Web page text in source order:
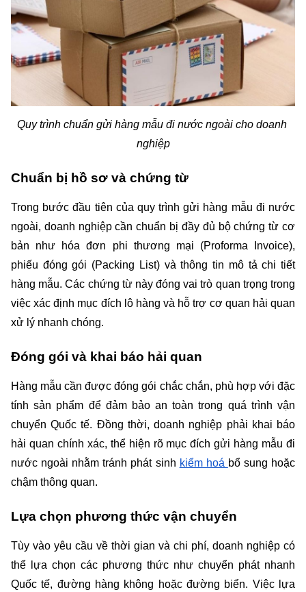
Quy trình chuẩn gửi hàng mẫu đi nước ngoài cho doanh
nghiệp
Chuẩn bị hồ sơ và chứng từ
Trong bước đầu tiên của quy trình gửi hàng mẫu đi nước
ngoài, doanh nghiệp cần chuẩn bị đầy đủ bộ chứng từ cơ
bản như hóa đơn phi thương mại (Proforma Invoice),
phiếu đóng gói (Packing List) và thông tin mô tả chi tiết
hàng mẫu. Các chứng từ này đóng vai trò quan trọng trong
việc xác định mục đích lô hàng và hỗ trợ cơ quan hải quan
xử lý nhanh chóng.
Đóng gói và khai báo hải quan
Hàng mẫu cần được đóng gói chắc chắn, phù hợp với đặc
tính sản phẩm để đảm bảo an toàn trong quá trình vận
chuyển Quốc tế. Đồng thời, doanh nghiệp phải khai báo
hải quan chính xác, thể hiện rõ mục đích gửi hàng mẫu đi
nước ngoài nhằm tránh phát sinh kiểm hoá bổ sung hoặc
chậm thông quan.
Lựa chọn phương thức vận chuyển
Tùy vào yêu cầu về thời gian và chi phí, doanh nghiệp có
thể lựa chọn các phương thức như chuyển phát nhanh
Quốc tế, đường hàng không hoặc đường biển. Việc lựa